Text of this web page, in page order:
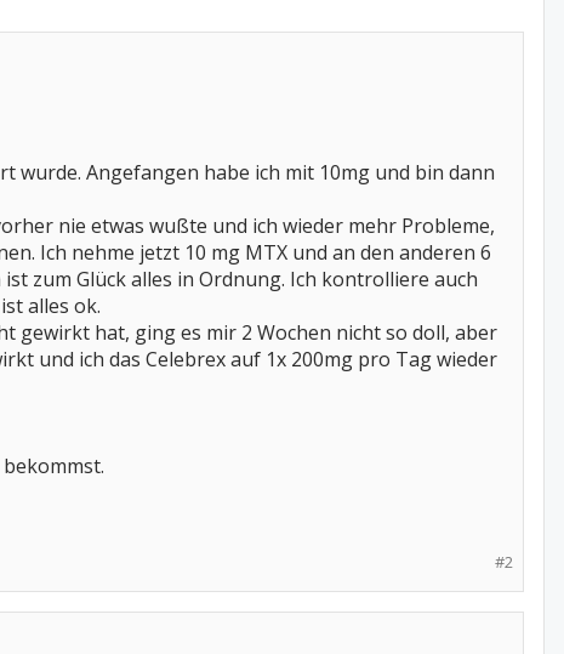
wurde. Angefangen habe ich mit 10mg und bin dann
nie etwas wußte und ich wieder mehr Probleme,
Ich nehme jetzt 10 mg MTX und an den anderen 6
zum Glück alles in Ordnung. Ich kontrolliere auch
alles ok.
gewirkt hat, ging es mir 2 Wochen nicht so doll, aber
und ich das Celebrex auf 1x 200mg pro Tag wieder
#2